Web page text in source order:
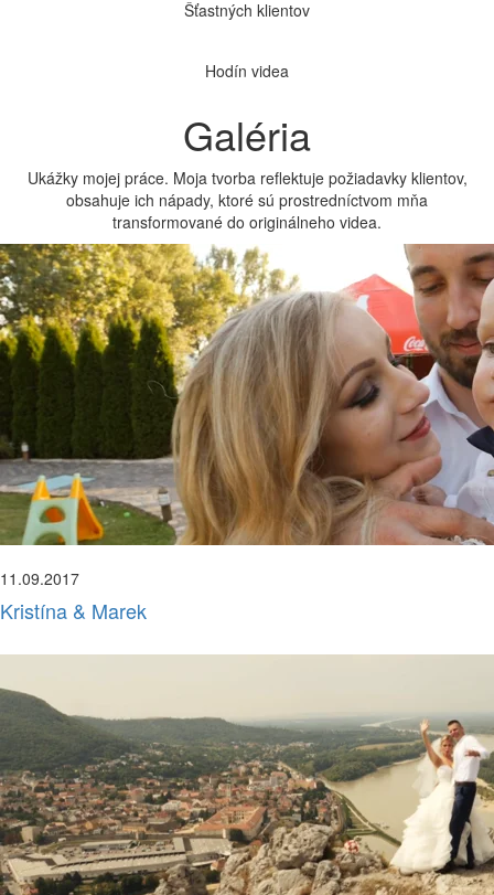
Šťastných klientov
Hodín videa
Galéria
Ukážky mojej práce. Moja tvorba reflektuje požiadavky klientov,
obsahuje ich nápady, ktoré sú prostredníctvom mňa
transformované do originálneho videa.
11.09.2017
Kristína & Marek